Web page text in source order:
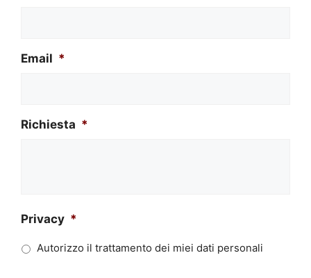
Email *
Richiesta *
Privacy *
Autorizzo il trattamento dei miei dati personali